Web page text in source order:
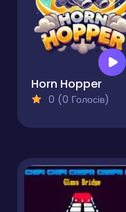
Horn Hopper
0 (0 Голосів)